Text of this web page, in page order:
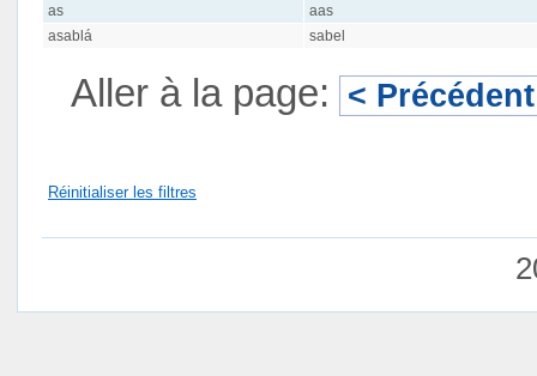
as
aas
asablá
sabel
Aller à la page: < Précédent
Réinitialiser les filtres